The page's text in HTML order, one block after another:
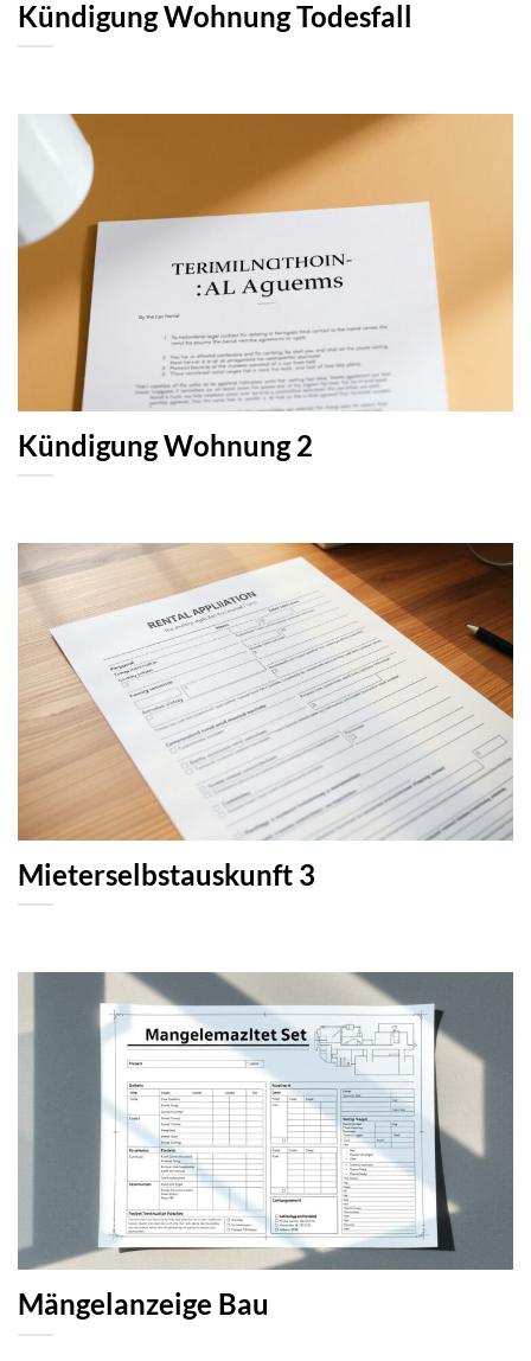
Kündigung Wohnung Todesfall
Kündigung Wohnung 2
Mieterselbstauskunft 3
Mängelanzeige Bau